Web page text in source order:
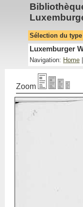
Sélection du
Luxemburger
Navigation: Home
Zoom